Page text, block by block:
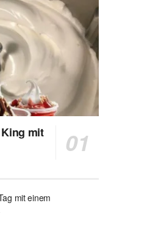
mit
mit einem